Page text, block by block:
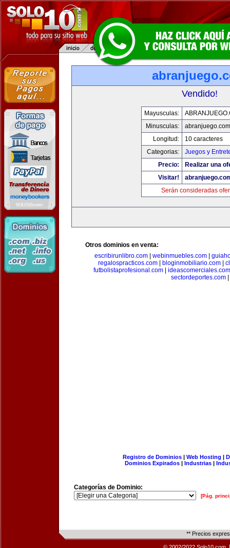
Vendido!
Mayusculas:
Minusculas:
abranjuego.com
Longitud:
10 caracteres
Categorias:
Juegos y
Precio:
Realizar una
Visitar!
Serán consideradas
Otros dominios en venta:
escribirunlibro.com| webinmuebles.com|
regalospracticos.com| bloginmobiliario.com|
futbolistaprofesional.com
ideascomerciales.com
sectordeportes.com|
Registro de Dominios| Web Hosting |
Dominios Expirados | Industrias |
Categorías de Dominio:
[Pág.
** Precios